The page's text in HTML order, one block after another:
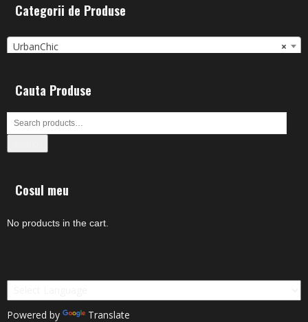
Categorii de Produse
×
UrbanChic
Cauta Produse
Cosul meu
No products in the cart.
Powered by Translate